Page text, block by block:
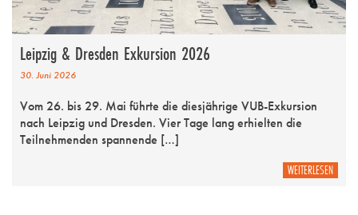
Leipzig & Dresden Exkursion 2026
30. Juni 2026
Vom 26. bis 29. Mai führte die diesjährige VUB-Exkursion
nach Leipzig und Dresden. Vier Tage lang erhielten die
Teilnehmenden spannende […]
WEITERLESEN